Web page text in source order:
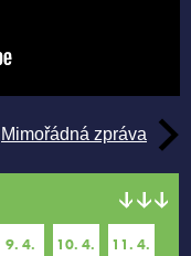
Mimořádná zpráva
9. 4. 10. 4. 11. 4.